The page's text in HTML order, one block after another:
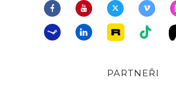
PARTNEŘI